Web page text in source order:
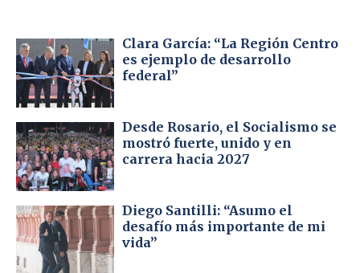
Clara García: “La Región Centro
es ejemplo de desarrollo
federal”
Desde Rosario, el Socialismo se
mostró fuerte, unido y en
carrera hacia 2027
Diego Santilli: “Asumo el
desafío más importante de mi
vida”